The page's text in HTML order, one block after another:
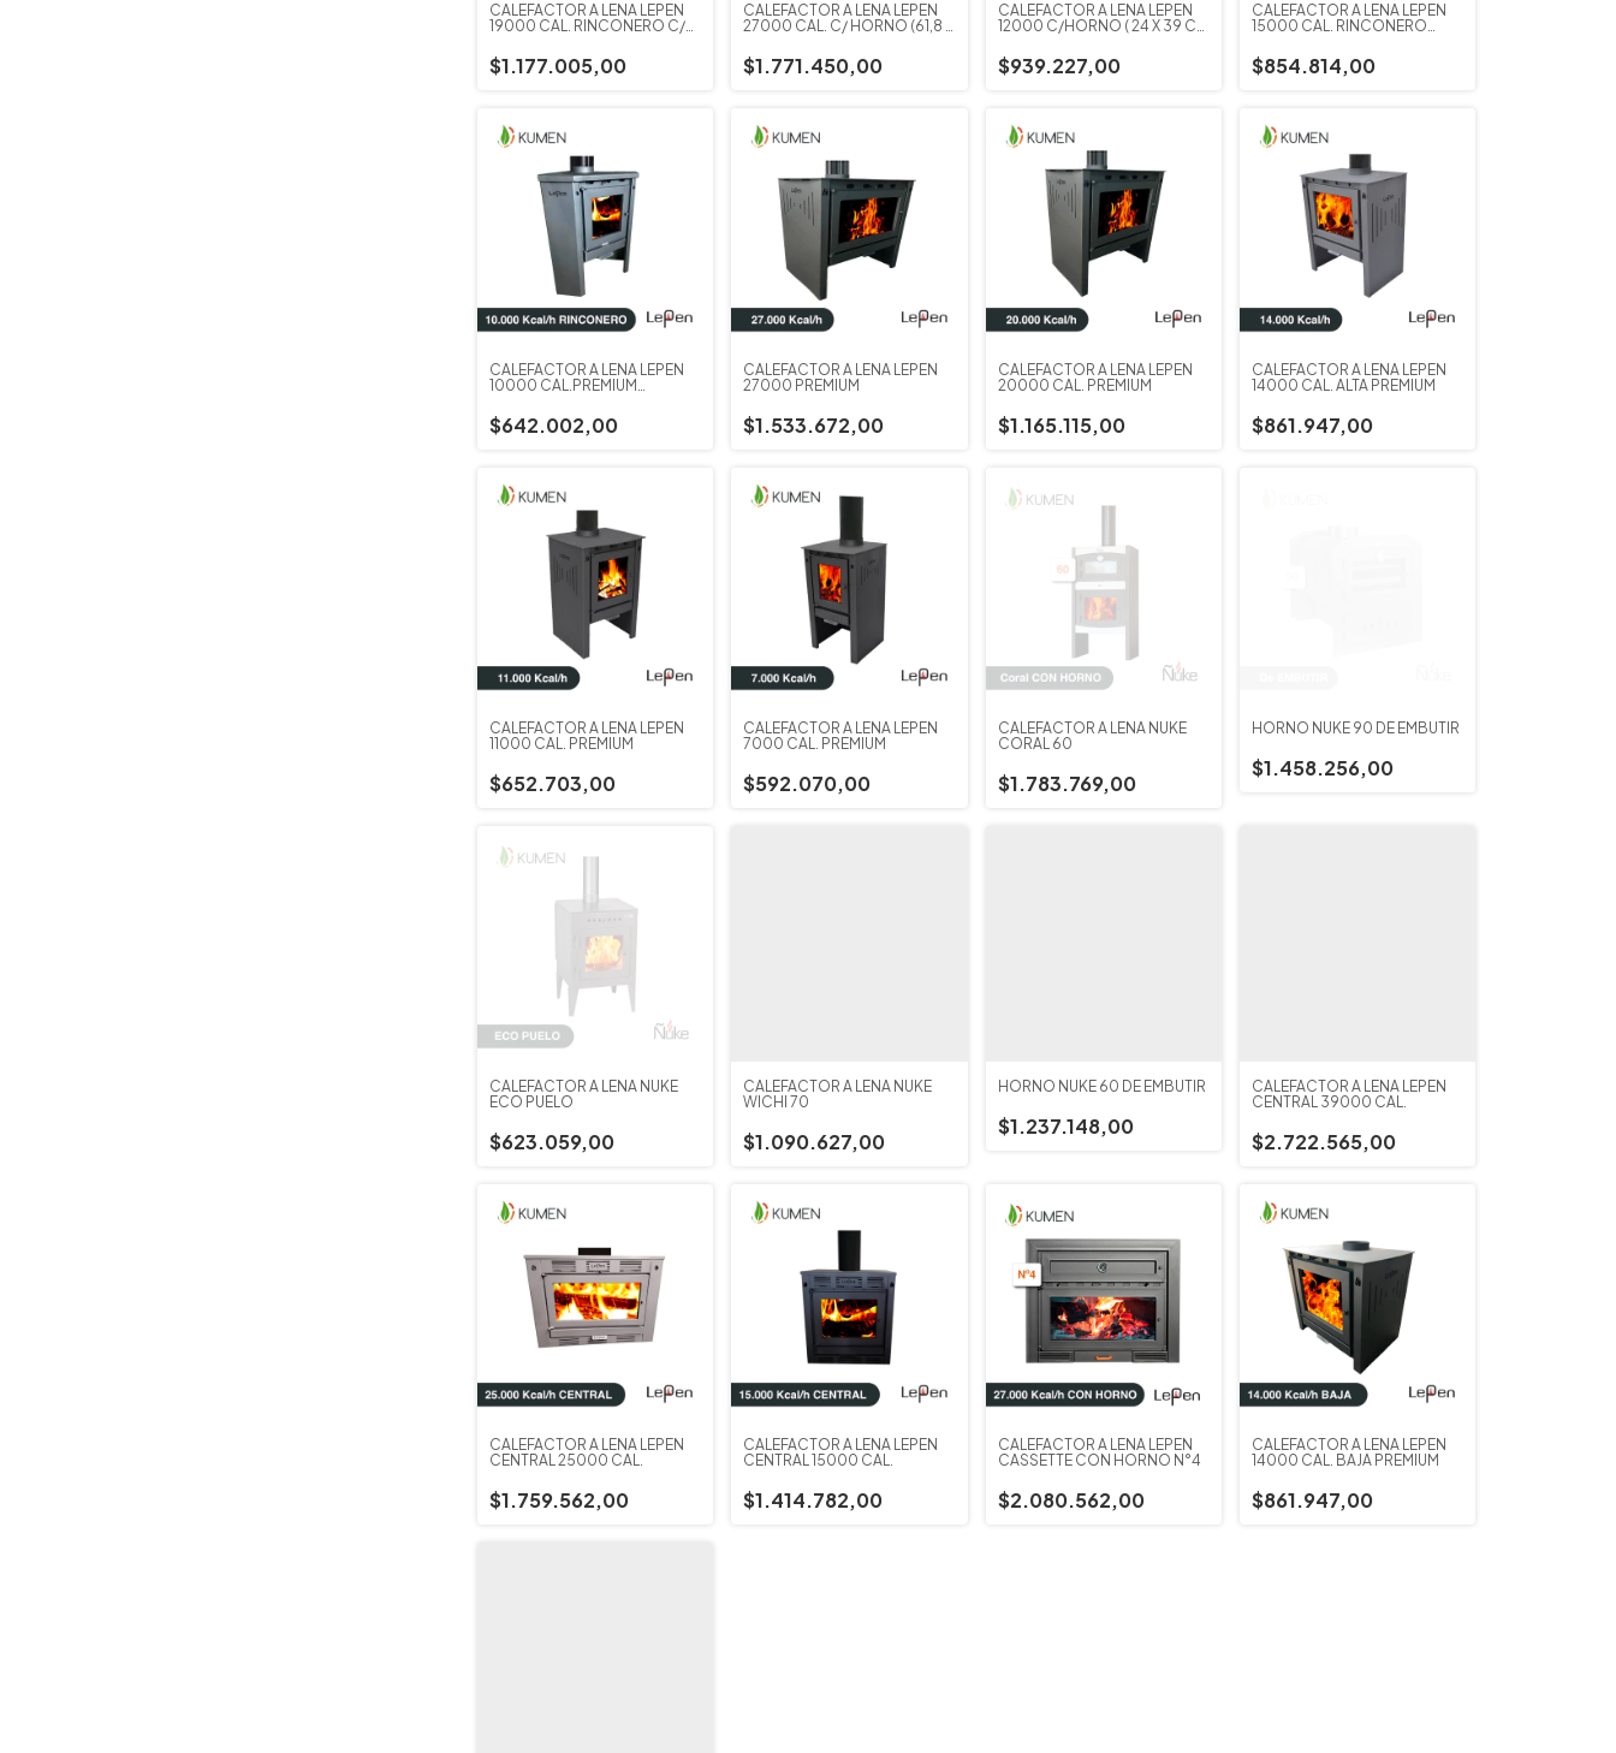
CALEFACTOR A LEÑA LEPEN
19000 CAL. RINCONERO C/
$1.177.005,00
CALEFACTOR A LEÑA LEPEN
27000 CAL. C/ HORNO (61,8 X
$1.771.450,00
CALEFACTOR A LEÑA LEPEN
12000 C/HORNO ( 24 X 39 CM
$939.227,00
CALEFACTOR A LEÑA LEPEN
15000 CAL. RINCONERO
$854.814,00
CALEFACTOR A LEÑA LEPEN
10000 CAL.PREMIUM
$642.002,00
CALEFACTOR A LEÑA LEPEN
27000 PREMIUM
$1.533.672,00
CALEFACTOR A LEÑA LEPEN
20000 CAL. PREMIUM
$1.165.115,00
CALEFACTOR A LEÑA LEPEN
14000 CAL. ALTA PREMIUM
$861.947,00
CALEFACTOR A LEÑA LEPEN
11000 CAL. PREMIUM
$652.703,00
CALEFACTOR A LEÑA LEPEN
7000 CAL. PREMIUM
$592.070,00
CALEFACTOR A LEÑA ÑUKE
CORAL 60
$1.783.769,00
HORNO ÑUKE 90 DE EMBUTIR
$1.458.256,00
CALEFACTOR A LEÑA ÑUKE
ECO PUELO
$623.059,00
CALEFACTOR A LEÑA ÑUKE
WICHI 70
$1.090.627,00
HORNO ÑUKE 60 DE EMBUTIR
$1.237.148,00
CALEFACTOR A LEÑA LEPEN
CENTRAL 39000 CAL.
$2.722.565,00
CALEFACTOR A LEÑA LEPEN
CENTRAL 25000 CAL.
$1.759.562,00
CALEFACTOR A LEÑA LEPEN
CENTRAL 15000 CAL.
$1.414.782,00
CALEFACTOR A LEÑA LEPEN
CASSETTE CON HORNO N°4
$2.080.562,00
CALEFACTOR A LEÑA LEPEN
14000 CAL. BAJA PREMIUM
$861.947,00